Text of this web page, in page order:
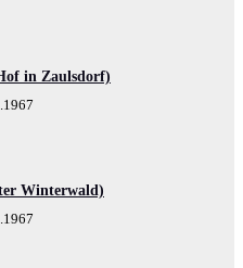
in Zaulsdorf)
Winterwald)